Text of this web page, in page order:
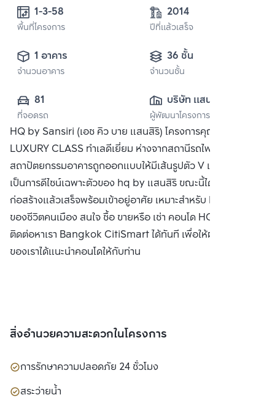
พื้นที่โครงการ
2014
ปีที่แล้วเสร็จ
1 อาคาร
จำนวนอาคาร
36 ชั้น
จำนวนชั้น
81
ที่จอดรถ
บริษัท แสนสิริ
จำกัด (มหาชน)
ผู้พัฒนาโครงการ
HQ by Sansiri (เอช คิว บาย แสนสิริ) โครงการคุณภาพระดับ
LUXURY CLASS ทำเลดีเยี่ยม ห่างจากสถานีรถไฟฟ้าทองหล่อ
สถาปัตยกรรมอาคารถูกออกแบบให้มีเส้นรูปตัว V เฉียงๆ
เป็นการดีไซน์เฉพาะตัวของ hq by แสนสิริ ขณะนี้ได้ดำเนินการ
ก่อสร้างแล้วเสร็จพร้อมเข้าอยู่อาศัย เหมาะสำหรับ Life Style
ของชีวิตคนเมือง สนใจ ซื้อ ขายหรือ เช่า คอนโด HQ by แสนสิริ
ติดต่อหาเรา Bangkok CitiSmart ได้ทันที เพื่อให้ผู้เชี่ยวชาญ
ของเราได้แนะนำคอนโดให้กับท่าน
สิ่งอำนวยความสะดวกในโครงการ
การรักษาความปลอดภัย 24 ชั่วโมง
สระว่ายน้ำ